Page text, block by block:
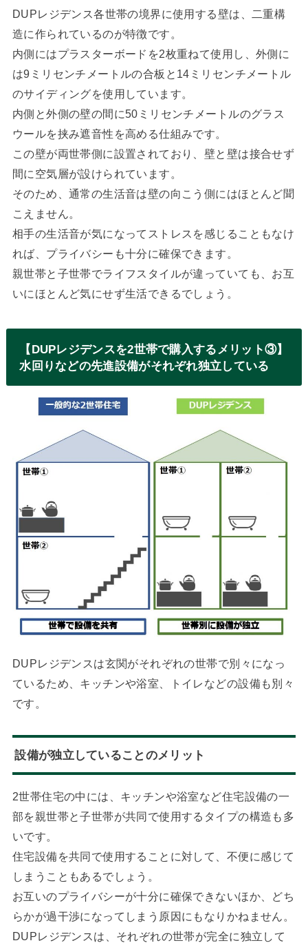
DUPレジデンス各世帯の境界に使用する壁は、二重構
造に作られているのが特徴です。
内側にはプラスターボードを2枚重ねて使用し、外側に
は9ミリセンチメートルの合板と14ミリセンチメートル
のサイディングを使用しています。
内側と外側の壁の間に50ミリセンチメートルのグラス
ウールを挟み遮音性を高める仕組みです。
この壁が両世帯側に設置されており、壁と壁は接合せず
間に空気層が設けられています。
そのため、通常の生活音は壁の向こう側にはほとんど聞
こえません。
相手の生活音が気になってストレスを感じることもなけ
れば、プライバシーも十分に確保できます。
親世帯と子世帯でライフスタイルが違っていても、お互
いにほとんど気にせず生活できるでしょう。
【DUPレジデンスを2世帯で購入するメリット③】
水回りなどの先進設備がそれぞれ独立している
DUPレジデンスは玄関がそれぞれの世帯で別々になっ
ているため、キッチンや浴室、トイレなどの設備も別々
です。
設備が独立していることのメリット
2世帯住宅の中には、キッチンや浴室など住宅設備の一
部を親世帯と子世帯が共同で使用するタイプの構造も多
いです。
住宅設備を共同で使用することに対して、不便に感じて
しまうこともあるでしょう。
お互いのプライバシーが十分に確保できないほか、どち
らかが過干渉になってしまう原因にもなりかねません。
DUPレジデンスは、それぞれの世帯が完全に独立して